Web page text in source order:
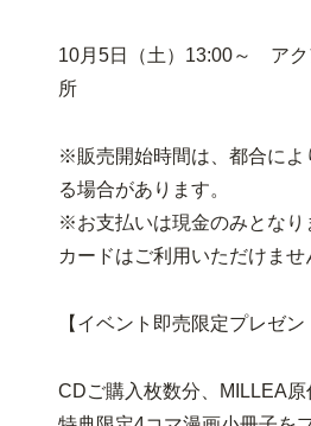
10月5日（土）13:00～ アク
所
※販売開始時間は、都合によ
る場合があります。
※お支払いは現金のみとなり
カードはご利用いただけませ
【イベント即売限定プレゼン
CDご購入枚数分、MILLEA